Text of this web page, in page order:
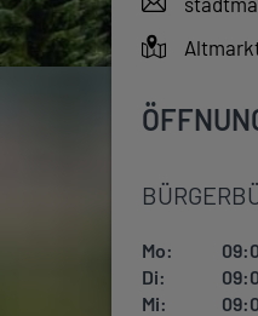
Mo:
Di:
Mi: